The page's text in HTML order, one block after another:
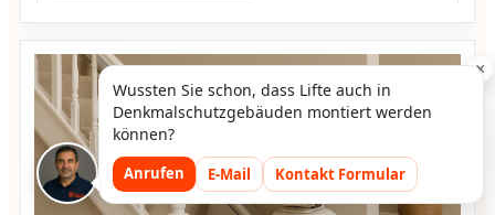
×
Wussten Sie schon, dass Lifte auch in
Denkmalschutzgebäuden montiert werden
können?
Anrufen E-Mail Kontakt Formular